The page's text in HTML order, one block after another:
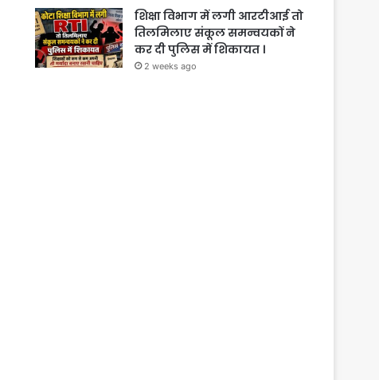
शिक्षा विभाग में लगी आरटीआई तो
तिलमिलाए संकूल समन्वयकों ने
कर दी पुलिस में शिकायत ।
2 weeks ago